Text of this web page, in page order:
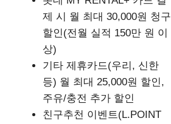
제 시 월 최대 30,000원 청구
할인(전월 실적 150만 원 이
상)
기타 제휴카드(우리, 신한
등) 월 최대 25,000원 할인,
주유/충전 추가 할인
친구추천 이벤트(L.POINT